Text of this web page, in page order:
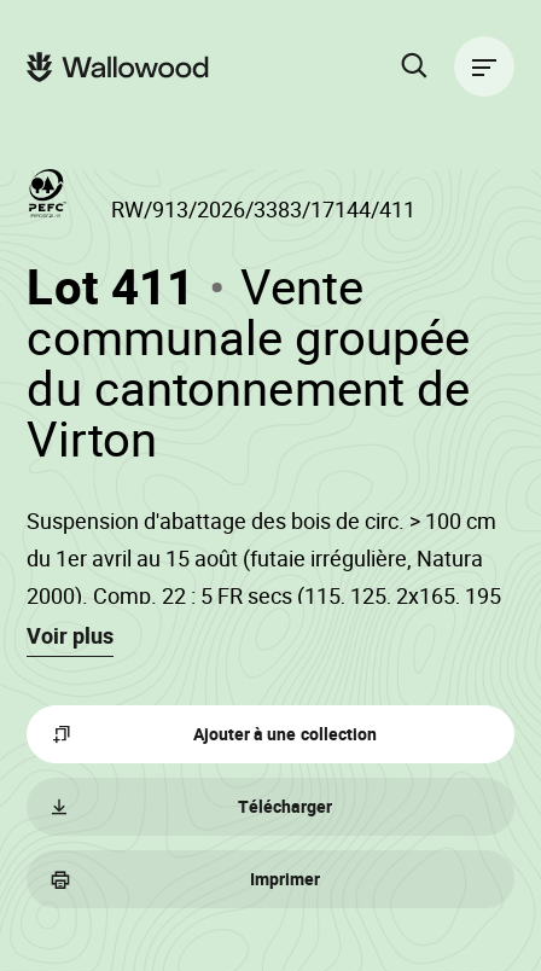
contenu
navigation
principale
Lot 411 (RW/913/
-
Vente
communale groupée
du cantonnement de
Virton
RW/913/2026/3383/17144/411
Suspension d'abattage des bois de circ. > 100 cm
du 1er avril au 15 août (futaie irrégulière, Natura
2000). Comp. 22 : 5 FR secs (115, 125, 2x165, 195
cm) ; 1 FR déraciné (155 cm). Comp. 111 : 2 FR
Les FD de 145+ sont des aulnes. Couper les petits
bois dans la partie en mise-à-blanc délimitée à la
ruisseau.
Voir plus
Ajouter à une collection
Télécharger
Imprimer
principale